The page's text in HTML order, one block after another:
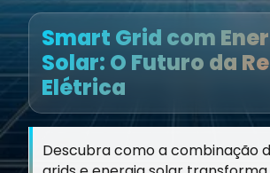
Smart Grid com
Solar: O Futuro da
Elétrica
Descubra como a combinação